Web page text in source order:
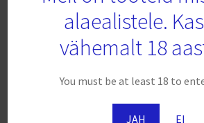
alaealistele.
vähemalt 18
You must be at least 18 to
JAH EI